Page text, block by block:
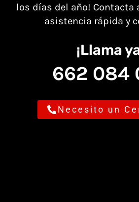
los días del año! Contacta
asistencia rápida y
¡Llama
662 084
Necesito un